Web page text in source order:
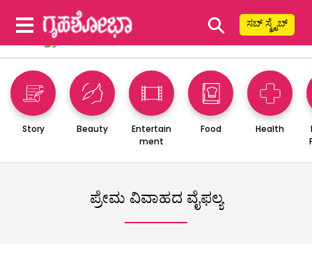
⚲ ಸಬ್ ಸ್ಕ್ರೈಬ್
Story Beauty
Entertain
ment
Food Health
ಪ್ರೇಮ ವಿವಾಹದ ವೈಫಲ್ಯ